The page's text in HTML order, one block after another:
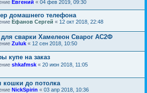
Евгений « 04 фев 2019, 09:30
домашнего телефона
Ефанов Сергей « 12 окт 2018, 22:48
сварки Хамелеон Сварог АС2Ф
Zuluk « 12 сен 2018, 10:50
купе на заказ
shkafmsk « 20 июн 2018, 11:05
кошки до потолка
NickSpirin « 03 апр 2018, 10:36